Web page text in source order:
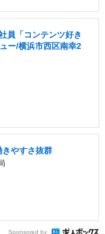
員「コンテンツ好き
ー/横浜市西区南幸2
やすさ抜群
Sponsored by